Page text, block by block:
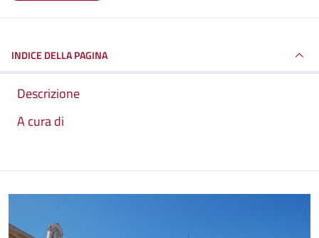
INDICE DELLA PAGINA
Descrizione
A cura di